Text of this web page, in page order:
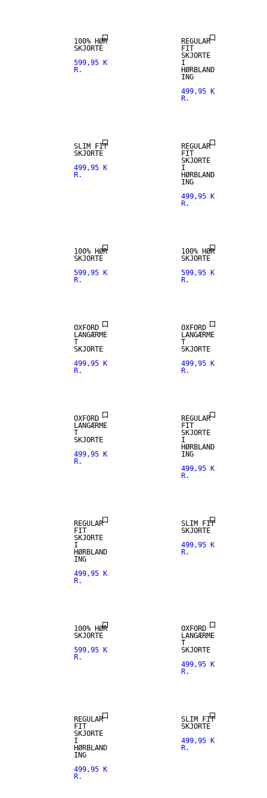
100% HØR
SKJORTE
599,95 K
R.
REGULAR
FIT
SKJORTE
I
HØRBLAND
ING
499,95 K
R.
SLIM FIT
SKJORTE
499,95 K
R.
REGULAR
FIT
SKJORTE
I
HØRBLAND
ING
499,95 K
R.
100% HØR
SKJORTE
599,95 K
R.
100% HØR
PREMIUM
100% HØR
SKJORTE
599,95 K
R.
OXFORD
LANGÆRME
T
SKJORTE
499,95 K
R.
NEW
OXFORD
LANGÆRME
T
SKJORTE
499,95 K
R.
OXFORD
LANGÆRME
T
SKJORTE
499,95 K
R.
REGULAR
FIT
SKJORTE
I
HØRBLAND
ING
499,95 K
R.
REGULAR
FIT
SKJORTE
I
HØRBLAND
ING
499,95 K
R.
SLIM FIT
SKJORTE
499,95 K
R.
100% HØR
PREMIUM
100% HØR
SKJORTE
599,95 K
R.
OXFORD
LANGÆRME
T
SKJORTE
499,95 K
R.
REGULAR
FIT
SKJORTE
I
HØRBLAND
ING
499,95 K
R.
SLIM FIT
SKJORTE
499,95 K
R.